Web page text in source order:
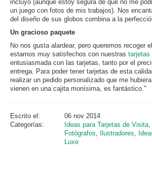
incluyo (aunque estoy segura de que no me
un juego con fotos de mis trabajos). Nos
del diseño de sus globos combina a la
Un gracioso paquete
No nos gusta alardear, pero queremos recoger
estamos muy satisfechos con nuestras tarjetas
entusiasmada con las tarjetas, tanto por el
entrega. Para poder tener tarjetas de esta
realizar un pedido personalizado que me
vienen en una cajita monísima, es fantástico."
Escrito el:
06 nov 2014
Categorías:
Ideas para Tarjetas de Visita,
Fotógrafos, Ilustradores,
Luxe